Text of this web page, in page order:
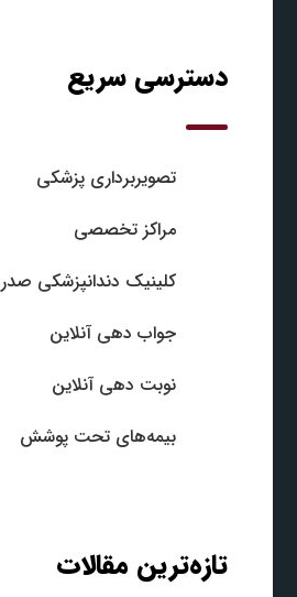
دسترسی سریع
تصویربرداری پزشکی
مراکز تخصصی
کلینیک دندانپزشکی صدر
جواب‌ دهی آنلاین
نوبت‌ دهی آنلاین
بیمه‌های تحت پوشش
تازه‌ترین مقالات